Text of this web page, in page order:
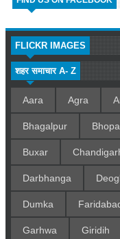
FLICKR IMAGES
शहर समाचार A- Z
Aara Agra
Bhagalpur
Buxar
Darbhanga
Dumka
Garhwa Giridih